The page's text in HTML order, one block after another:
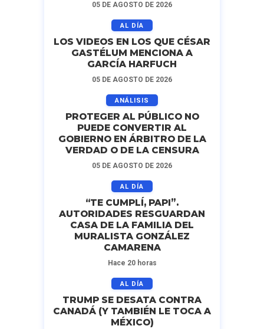
05 DE AGOSTO DE 2026
AL DÍA
LOS VIDEOS EN LOS QUE CÉSAR
GASTÉLUM MENCIONA A
GARCÍA HARFUCH
05 DE AGOSTO DE 2026
ANÁLISIS
PROTEGER AL PÚBLICO NO
PUEDE CONVERTIR AL
GOBIERNO EN ÁRBITRO DE LA
VERDAD O DE LA CENSURA
05 DE AGOSTO DE 2026
AL DÍA
“TE CUMPLÍ, PAPI”.
AUTORIDADES RESGUARDAN
CASA DE LA FAMILIA DEL
MURALISTA GONZÁLEZ
CAMARENA
Hace 20 horas
AL DÍA
TRUMP SE DESATA CONTRA
CANADÁ (Y TAMBIÉN LE TOCA A
MÉXICO)